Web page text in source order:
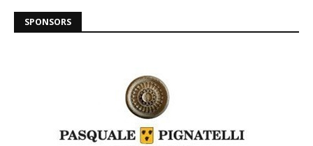
SPONSORS